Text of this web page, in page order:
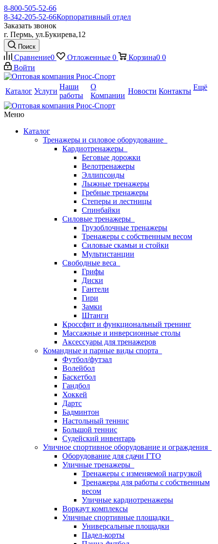
8-800-505-52-66
8-342-205-52-66Корпоративный отдел
Заказать звонок
г. Пермь, ул.Букирева,12
Поиск
Сравнение0 Отложенные 0 Корзина0 0
Войти
Каталог Услуги
Наши
работы
О
Компании
Новости Контакты Ещё
Меню
Каталог
Тренажеры и силовое оборудование
Кардиотренажеры
Беговые дорожки
Велотренажеры
Эллипсоиды
Лыжные тренажеры
Гребные тренажеры
Степеры и лестницы
Спинбайки
Силовые тренажеры
Грузоблочные тренажеры
Тренажеры с собственным весом
Силовые скамьи и стойки
Мультистанции
Свободные веса
Грифы
Диски
Гантели
Гири
Замки
Штанги
Кроссфит и функциональный тренинг
Массажные и инверсионные столы
Аксессуары для тренажеров
Командные и парные виды спорта
Футбол/футзал
Волейбол
Баскетбол
Гандбол
Хоккей
Дартс
Бадминтон
Настольный теннис
Большой теннис
Судейский инвентарь
Уличное спортивное оборудование и ограждения
Оборудование для сдачи ГТО
Уличные тренажеры
Тренажеры с изменяемой нагрузкой
Тренажеры для работы с собственным
весом
Уличные кардиотренажеры
Воркаут комплексы
Уличные спортивные площадки
Универсальные площадки
Падел-корты